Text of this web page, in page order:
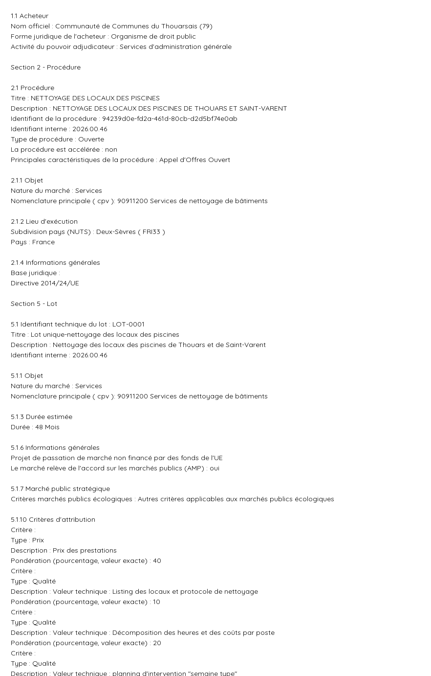
1.1 Acheteur
Nom officiel : Communauté de Communes du Thouarsais (79)
Forme juridique de l'acheteur : Organisme de droit public
Activité du pouvoir adjudicateur : Services d'administration générale
Section 2 - Procédure
2.1 Procédure
Titre : NETTOYAGE DES LOCAUX DES PISCINES
Description : NETTOYAGE DES LOCAUX DES PISCINES DE THOUARS ET SAINT-VARENT
Identifiant de la procédure : 94239d0e-fd2a-461d-80cb-d2d5bf74e0ab
Identifiant interne : 2026.00.46
Type de procédure : Ouverte
La procédure est accélérée : non
Principales caractéristiques de la procédure : Appel d'Offres Ouvert
2.1.1 Objet
Nature du marché : Services
Nomenclature principale ( cpv ): 90911200 Services de nettoyage de bâtiments
2.1.2 Lieu d'exécution
Subdivision pays (NUTS) : Deux-Sèvres ( FRI33 )
Pays : France
2.1.4 Informations générales
Base juridique :
Directive 2014/24/UE
Section 5 - Lot
5.1 Identifiant technique du lot : LOT-0001
Titre : Lot unique-nettoyage des locaux des piscines
Description : Nettoyage des locaux des piscines de Thouars et de Saint-Varent
Identifiant interne : 2026.00.46
5.1.1 Objet
Nature du marché : Services
Nomenclature principale ( cpv ): 90911200 Services de nettoyage de bâtiments
5.1.3 Durée estimée
Durée : 48 Mois
5.1.6 Informations générales
Projet de passation de marché non financé par des fonds de l'UE
Le marché relève de l'accord sur les marchés publics (AMP) : oui
5.1.7 Marché public stratégique
Critères marchés publics écologiques : Autres critères applicables aux marchés publics écologiques
5.1.10 Critères d'attribution
Critère :
Type : Prix
Description : Prix des prestations
Pondération (pourcentage, valeur exacte) : 40
Critère :
Type : Qualité
Description : Valeur technique : Listing des locaux et protocole de nettoyage
Pondération (pourcentage, valeur exacte) : 10
Critère :
Type : Qualité
Description : Valeur technique : Décomposition des heures et des coûts par poste
Pondération (pourcentage, valeur exacte) : 20
Critère :
Type : Qualité
Description : Valeur technique : planning d'intervention "semaine type"